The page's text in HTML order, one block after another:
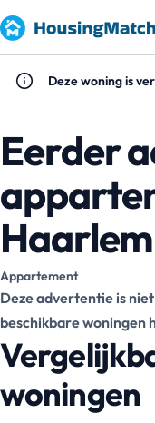
Deze woning is
Eerder
Haarlem
Appartement
Deze advertentie is
beschikbare woningen
woningen